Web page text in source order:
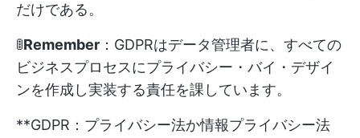
だけである。
🚦Remember ：GDPRはデータ管理者に、すべての
ビジネスプロセスにプライバシー・バイ・デザイ
ンを作成し実装する責任を課しています。
**GDPR：プライバシー法か情報プライバシー法